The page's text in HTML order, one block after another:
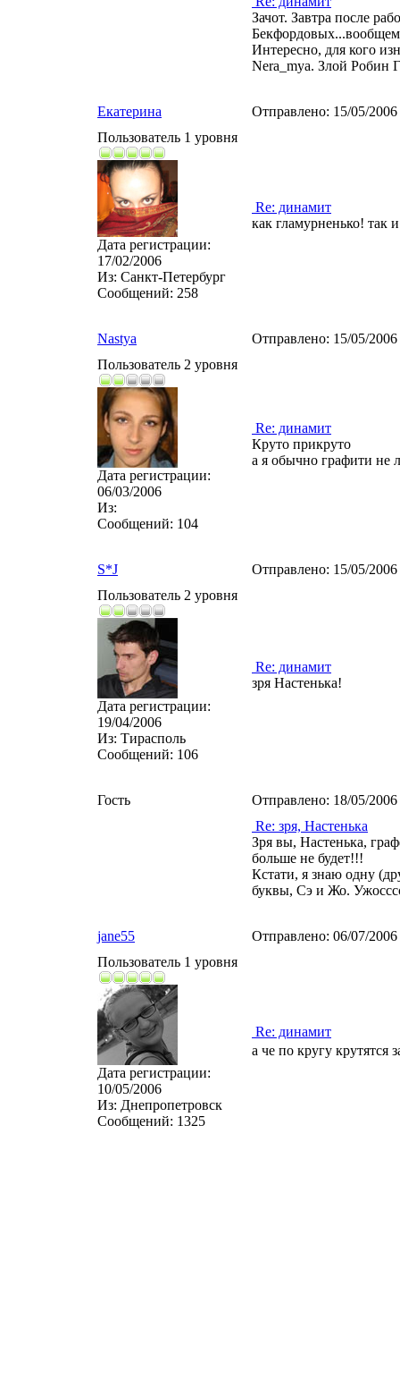
Зачот. Завтра после
Бекфордовых...вообщем
Интересно, для кого
Nera_mya. Злой Робин
Екатерина Отправлено: 15/05/
Пользователь 1 уровня
Дата регистрации:
17/02/2006
Из: Санкт-Петербург
Сообщений: 258
Re: динамит
как гламурненько! так
Nastya Отправлено: 15/05/
Пользователь 2 уровня
Дата регистрации:
06/03/2006
Из:
Сообщений: 104
Re: динамит
Круто прикруто
а я обычно графити не
S*J Отправлено: 15/05/
Пользователь 2 уровня
Дата регистрации:
19/04/2006
Из: Тирасполь
Сообщений: 106
Re: динамит
зря Настенька!
Гость Отправлено: 18/05/
Re: зря, Настенька
Зря вы, Настенька,
больше не будет!!!
Кстати, я знаю одну
буквы, Сэ и Жо.
jane55 Отправлено: 06/07/
Пользователь 1 уровня
Дата регистрации:
10/05/2006
Из: Днепропетровск
Сообщений: 1325
Re: динамит
а че по кругу крутятся